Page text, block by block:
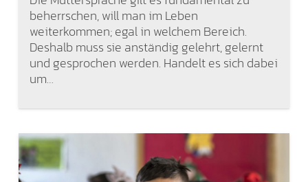
beherrschen, will man im Leben
weiterkommen; egal in welchem Bereich.
Deshalb muss sie anständig gelehrt, gelernt
und gesprochen werden. Handelt es sich dabei
um…